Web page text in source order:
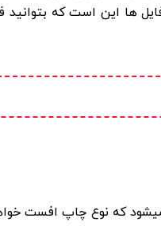
ها این است که بتوانید
که نوع چاپ افست